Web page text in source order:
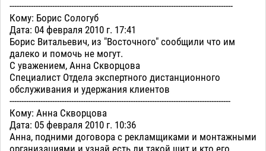
----------------------------------------------------------------------------------------------
Кому: Борис Сологуб
Дата: 04 февраля 2010 г. 17:41
Борис Витальевич, из "Восточного" сообщили что им
далеко и помочь не могут.
С уважением, Анна Скворцова
Специалист Отдела экспертного дистанционного
обслуживания и удержания клиентов
---------------------------------------------------------------------------------------------
Кому: Анна Скворцова
Дата: 05 февраля 2010 г. 10:36
Анна, подними договора с рекламщиками и монтажными